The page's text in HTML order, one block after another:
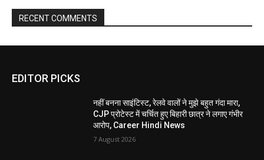
RECENT COMMENTS
EDITOR PICKS
नहीं बनना साइंटिस्ट, रेलवे वालों ने मुझे बहुत गंदा मारा,
CJP प्रोटेस्ट में चर्चित हुए बिहारी छात्र ने लगाए गंभीर
आरोप, Career Hindi News
7 August 2026